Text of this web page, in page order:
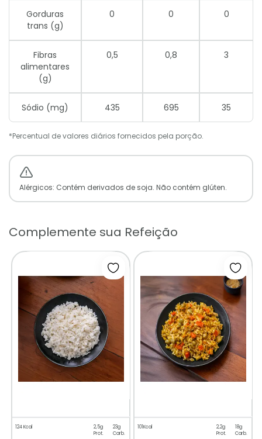
Gorduras
trans (g)
0 0 0
Fibras
alimentares
(g)
0,5 0,8 3
Sódio (mg) 435 695 35
*Percentual de valores diários fornecidos pela porção.
Alérgicos: Contém derivados de soja. Não contém glúten.
Complemente sua Refeição
124 Kcal
2,5g
Prot.
23g
Carb.
Adicionar à lista de desejos
101Kcal
2,2g
Prot.
18g
Carb.